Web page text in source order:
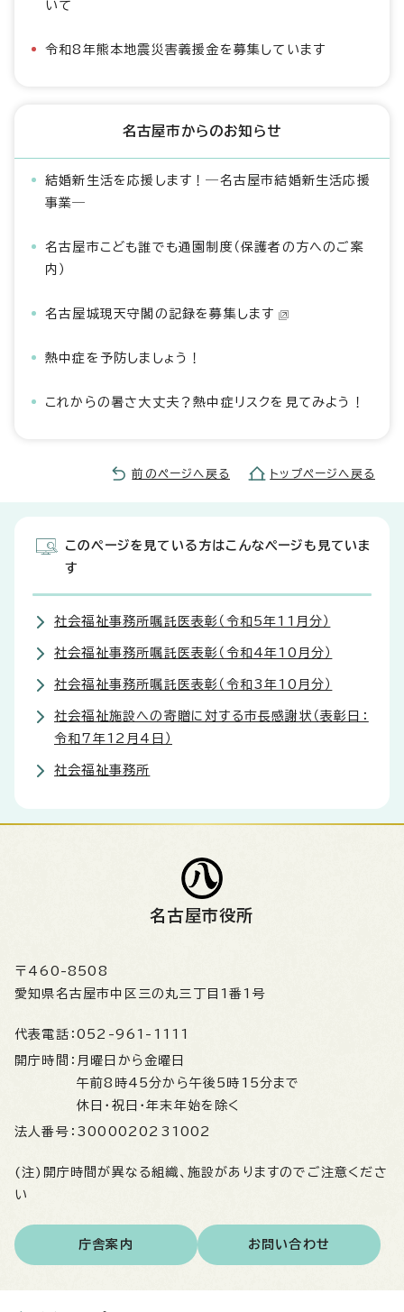
いて
令和8年熊本地震災害義援金を募集しています
名古屋市からのお知らせ
結婚新生活を応援します！―名古屋市結婚新生活応援
事業―
名古屋市こども誰でも通園制度（保護者の方へのご案
内）
名古屋城現天守閣の記録を募集します
熱中症を予防しましょう！
これからの暑さ大丈夫？熱中症リスクを見てみよう！
前のページへ戻る トップページへ戻る
このページを見ている方はこんなページも見ていま
す
社会福祉事務所嘱託医表彰（令和5年11月分）
社会福祉事務所嘱託医表彰（令和4年10月分）
社会福祉事務所嘱託医表彰（令和3年10月分）
社会福祉施設への寄贈に対する市長感謝状（表彰日：
令和7年12月4日）
社会福祉事務所
名古屋市役所
〒460-8508
愛知県名古屋市中区三の丸三丁目1番1号
代表電話： 052-961-1111
開庁時間： 月曜日から金曜日
午前8時45分から午後5時15分まで
休日・祝日・年末年始を除く
法人番号： 3000020231002
(注)開庁時間が異なる組織、施設がありますのでご注意くださ
い
庁舎案内 お問い合わせ